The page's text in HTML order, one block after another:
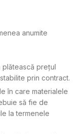
anumite
plătească prețul
prin contract.
în care materialele
să fie de
la termenele